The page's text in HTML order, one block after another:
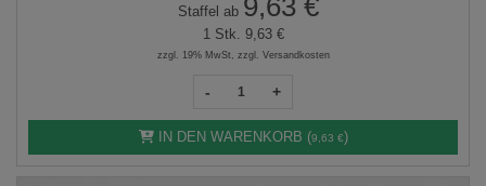
Staffel ab 9,63 €
1 Stk. 9,63 €
zzgl. 19% MwSt, zzgl. Versandkosten
- +
IN DEN WARENKORB (9,63 €)